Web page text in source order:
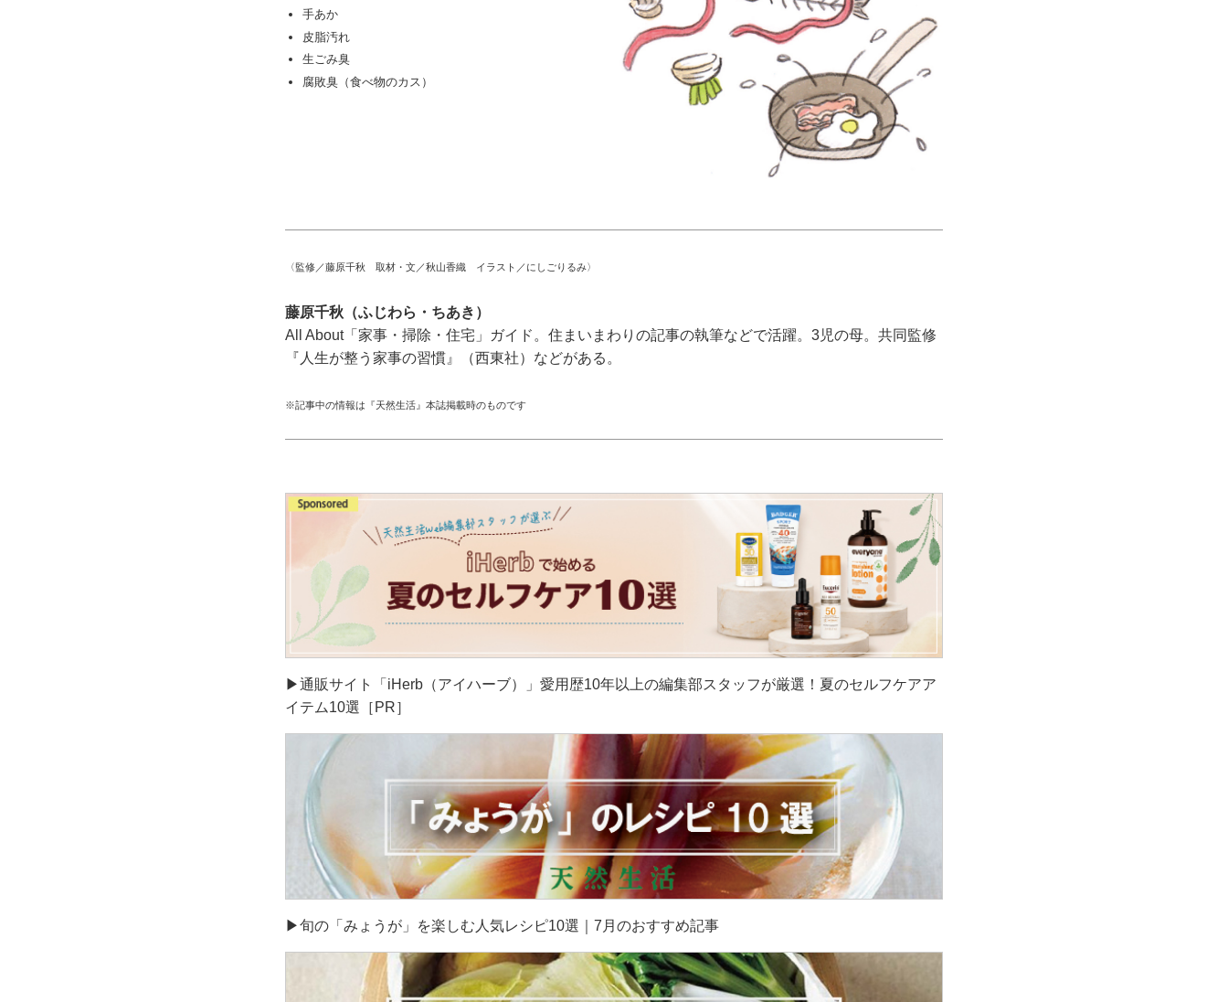
手あか
皮脂汚れ
生ごみ臭
腐敗臭（食べ物のカス）
〈監修／藤原千秋 取材・文／秋山香織 イラスト／にしごりるみ〉
藤原千秋（ふじわら・ちあき）
All About「家事・掃除・住宅」ガイド。住まいまわりの記事の執筆などで活躍。3児の母。共同監修
『人生が整う家事の習慣』（西東社）などがある。
※記事中の情報は『天然生活』本誌掲載時のものです
▶通販サイト「iHerb（アイハーブ）」愛用歴10年以上の編集部スタッフが厳選！夏のセルフケアア
イテム10選［PR］
▶旬の「みょうが」を楽しむ人気レシピ10選｜7月のおすすめ記事